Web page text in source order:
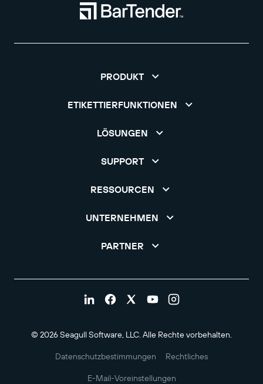
PRODUKT
ETIKETTIERFUNKTIONEN
LÖSUNGEN
SUPPORT
RESSOURCEN
UNTERNEHMEN
PARTNER
© 2026 Seagull Software, LLC. Alle Rechte vorbehalten.
Datenschutzbestimmungen Rechtliches
E-Mail-Voreinstellungen